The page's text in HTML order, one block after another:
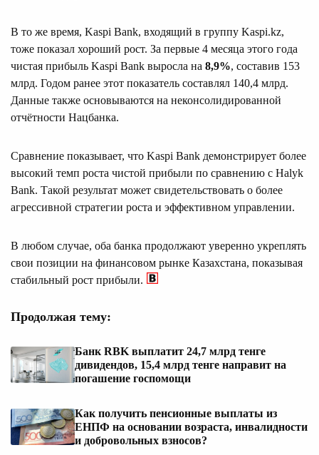
В то же время, Kaspi Bank, входящий в группу Kaspi.kz,
тоже показал хороший рост. За первые 4 месяца этого года
чистая прибыль Kaspi Bank выросла на 8,9%, составив 153
млрд. Годом ранее этот показатель составлял 140,4 млрд.
Данные также основываются на неконсолидированной
отчётности Нацбанка.
Сравнение показывает, что Kaspi Bank демонстрирует более
высокий темп роста чистой прибыли по сравнению с Halyk
Bank. Такой результат может свидетельствовать о более
агрессивной стратегии роста и эффективном управлении.
В любом случае, оба банка продолжают уверенно укреплять
свои позиции на финансовом рынке Казахстана, показывая
стабильный рост прибыли.
Продолжая тему:
Банк RBK выплатит 24,7 млрд тенге
дивидендов, 15,4 млрд тенге направит на
погашение госпомощи
Как получить пенсионные выплаты из
ЕНПФ на основании возраста, инвалидности
и добровольных взносов?